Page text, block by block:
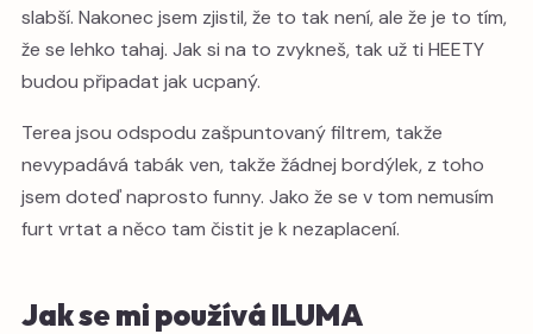
slabší. Nakonec jsem zjistil, že to tak není, ale že je to tím,
že se lehko tahaj. Jak si na to zvykneš, tak už ti HEETY
budou připadat jak ucpaný.
Terea jsou odspodu zašpuntovaný filtrem, takže
nevypadává tabák ven, takže žádnej bordýlek, z toho
jsem doteď naprosto funny. Jako že se v tom nemusím
furt vrtat a něco tam čistit je k nezaplacení.
Jak se mi používá ILUMA